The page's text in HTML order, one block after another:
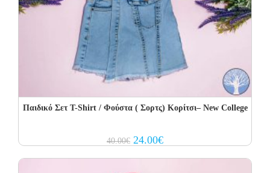
Παιδικό Σετ Τ-Shirt / Φούστα ( Σορτς) Κορίτσι– New College
40.00€ Original
price
24.00€Current
price